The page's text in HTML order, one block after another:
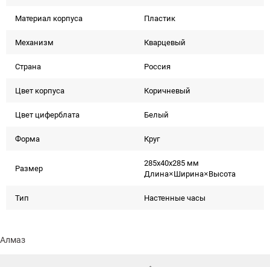
Материал корпуса Пластик
Механизм Кварцевый
Страна Россия
Цвет корпуса Коричневый
Цвет циферблата Белый
Форма Круг
Размер
285x40x285 мм
Длина×Ширина×Высота
Тип Настенные часы
Алмаз